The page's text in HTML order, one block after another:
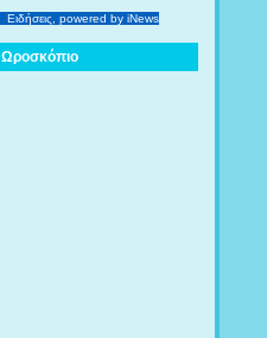
Ειδήσεις, powered by iNews
Ωροσκόπιο